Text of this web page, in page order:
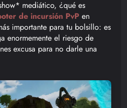
mediático, ¿qué es
de incursión PvP en
importante para tu bolsillo: es
enormemente el riesgo de
excusa para no darle una